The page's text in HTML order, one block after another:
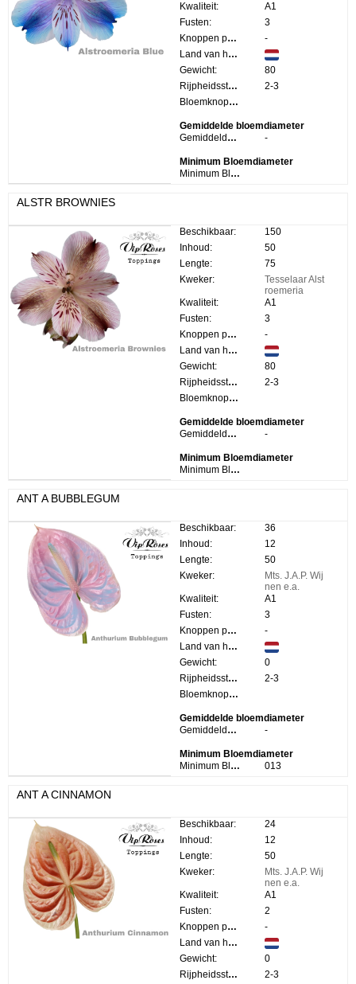
Kwaliteit:
A1
Fusten:
3
Knoppen per steel:
-
Land van herkomst:
Gewicht:
80
Rijpheidsstadium:
2-3
Bloemknop Hoogte:
Gemiddelde bloemdiameter
Gemiddelde bloemdiameter:
-
Minimum Bloemdiameter
Minimum Bloemdiameter:
ALSTR BROWNIES
Beschikbaar:
150
Inhoud:
50
Lengte:
75
Kweker:
Tesselaar Alst
roemeria
Kwaliteit:
A1
Fusten:
3
Knoppen per steel:
-
Land van herkomst:
Gewicht:
80
Rijpheidsstadium:
2-3
Bloemknop Hoogte:
Gemiddelde bloemdiameter
Gemiddelde bloemdiameter:
-
Minimum Bloemdiameter
Minimum Bloemdiameter:
ANT A BUBBLEGUM
Beschikbaar:
36
Inhoud:
12
Lengte:
50
Kweker:
Mts. J.A.P. Wij
nen e.a.
Kwaliteit:
A1
Fusten:
3
Knoppen per steel:
-
Land van herkomst:
Gewicht:
0
Rijpheidsstadium:
2-3
Bloemknop Hoogte:
Gemiddelde bloemdiameter
Gemiddelde bloemdiameter:
-
Minimum Bloemdiameter
Minimum Bloemdiameter:
013
ANT A CINNAMON
Beschikbaar:
24
Inhoud:
12
Lengte:
50
Kweker:
Mts. J.A.P. Wij
nen e.a.
Kwaliteit:
A1
Fusten:
2
Knoppen per steel:
-
Land van herkomst:
Gewicht:
0
Rijpheidsstadium:
2-3